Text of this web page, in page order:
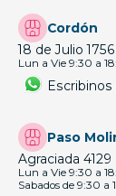
Cordón
18 de Julio
Lun a Vie 9:30 a
Paso
Agraciada
Lun a Vie 9:30 a
Sabados de 9:30 a